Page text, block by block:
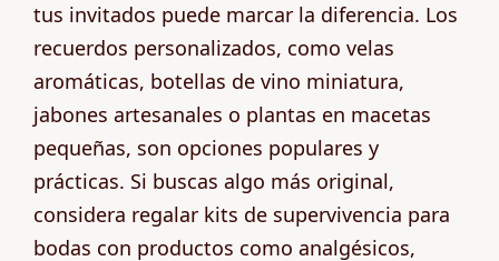
tus invitados puede marcar la diferencia. Los
recuerdos personalizados, como velas
aromáticas, botellas de vino miniatura,
jabones artesanales o plantas en macetas
pequeñas, son opciones populares y
prácticas. Si buscas algo más original,
considera regalar kits de supervivencia para
bodas con productos como analgésicos,